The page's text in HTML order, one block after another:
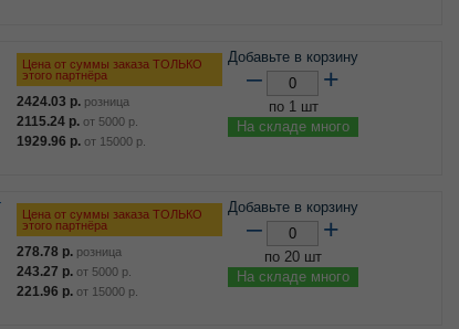
Цена от суммы заказа ТОЛЬКО
этого партнёра
2424.03 р. розница
2115.24 р. от 5000 р.
1929.96 р. от 15000 р.
Добавьте в корзину
– +
по 1 шт
На складе много
Цена от суммы заказа ТОЛЬКО
этого партнёра
278.78 р. розница
243.27 р. от 5000 р.
221.96 р. от 15000 р.
Добавьте в корзину
– +
по 20 шт
На складе много